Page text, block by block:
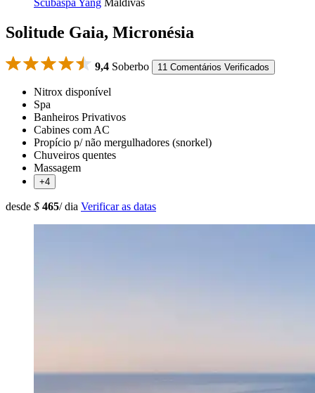
Scubaspa Yang Maldivas
Solitude Gaia, Micronésia
9,4 Soberbo 11 Comentários Verificados
Nitrox disponível
Spa
Banheiros Privativos
Cabines com AC
Propício p/ não mergulhadores (snorkel)
Chuveiros quentes
Massagem
+4
desde $ 465/ dia Verificar as datas